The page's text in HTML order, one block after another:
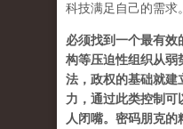
科技满足自己的需求。
必须找到一个最有效
构等压迫性组织从弱
法，政权的基础就建
力，通过此类控制可
人闭嘴。密码朋克